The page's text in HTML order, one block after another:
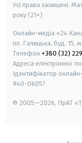
Усі права захищені.
року (21+)
Онлайн-медіа «24
пл. Галицька, буд. 15,
Телефон +380 (32)
Адреса електронної
Ідентифікатор
R40-06057
© 2005—2026, ПрАТ